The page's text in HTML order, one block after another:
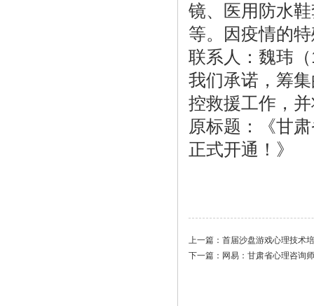
镜、医用防水
等。因疫情的
联系人：魏玮
我们承诺，筹
控救援工作，
原标题：《甘
正式开通！》
上一篇： 首届沙盘游戏心理技术
下一篇： 网易：甘肃省心理咨询